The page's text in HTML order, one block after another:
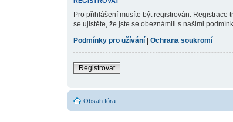
Pro přihlášení musíte být registrován. Registrace
se ujistěte, že jste se obeznámili s našimi
Podmínky pro užívání| Ochrana soukromí
Registrovat
Obsah fóra